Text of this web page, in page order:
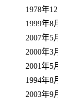
1978年
1999年8
2007年5
2000年3
2001年5
1994年8
2003年9